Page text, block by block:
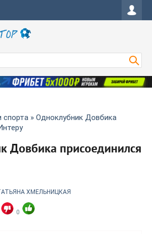
спорта » Одноклубник Довбика
Довбика присоединился
ХМЕЛЬНИЦКАЯ
0